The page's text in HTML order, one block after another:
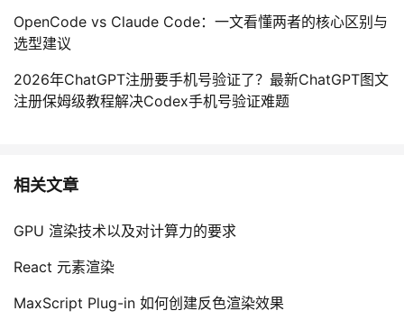
OpenCode vs Claude Code：一文看懂两者的核心区别与
选型建议
2026年ChatGPT注册要手机号验证了？最新ChatGPT图文
注册保姆级教程解决Codex手机号验证难题
相关文章
GPU 渲染技术以及对计算力的要求
React 元素渲染
MaxScript Plug-in 如何创建反色渲染效果